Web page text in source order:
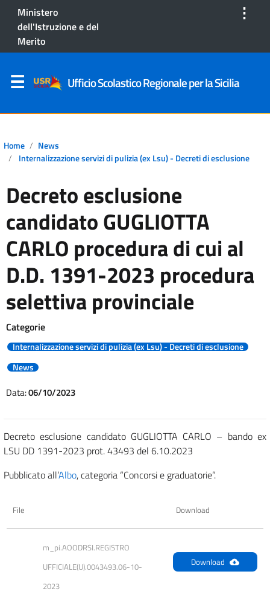
Ministero
dell'Istruzione e del
Merito
⋮
Ufficio Scolastico Regionale per la Sicilia
Home
News
Internalizzazione servizi di pulizia (ex Lsu) - Decreti di esclusione
Decreto esclusione
candidato GUGLIOTTA
CARLO procedura di cui al
D.D. 1391-2023 procedura
selettiva provinciale
Categorie
Internalizzazione servizi di pulizia (ex Lsu) - Decreti di esclusione
News
Data:06/10/2023
Decreto esclusione candidato GUGLIOTTA CARLO – bando ex
LSU DD 1391-2023 prot. 43493 del 6.10.2023
Pubblicato all’Albo, categoria “Concorsi e graduatorie”.
File Download
m_pi.AOODRSI.REGISTRO
UFFICIALE(U).0043493.06-10-
2023
Download